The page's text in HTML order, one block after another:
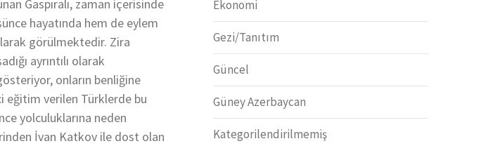
Gaspıralı, zaman içerisinde
hayatında hem de eylem
görülmektedir. Zira
ayrıntılı olarak
onların benliğine
eğitim verilen Türklerde bu
yolculuklarına neden
İvan Katkov ile dost olan
Ekonomi
Gezi/Tanıtım
Güncel
Güney Azerbaycan
Kategorilendirilmemiş